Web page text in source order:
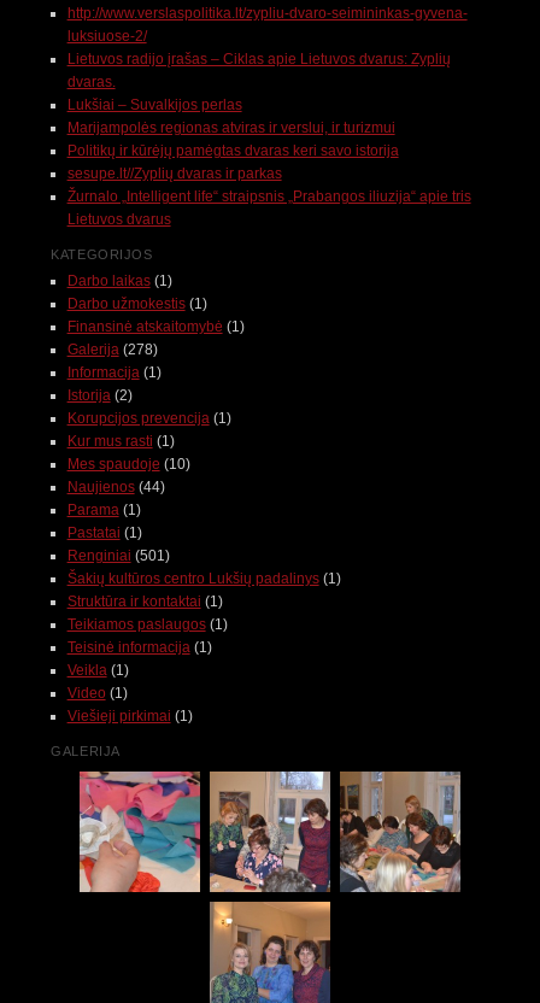
http://www.verslaspolitika.lt/zypliu-dvaro-seimininkas-gyvena-
luksiuose-2/
Lietuvos radijo įrašas – Ciklas apie Lietuvos dvarus: Zyplių
dvaras.
Lukšiai – Suvalkijos perlas
Marijampolės regionas atviras ir verslui, ir turizmui
Politikų ir kūrėjų pamėgtas dvaras keri savo istorija
sesupe.lt//Zyplių dvaras ir parkas
Žurnalo „Intelligent life“ straipsnis „Prabangos iliuzija“ apie tris
Lietuvos dvarus
KATEGORIJOS
Darbo laikas(1)
Darbo užmokestis(1)
Finansinė atskaitomybė (1)
Galerija (278)
Informacija (1)
Istorija (2)
Korupcijos prevencija (1)
Kur mus rasti (1)
Mes spaudoje (10)
Naujienos(44)
Parama (1)
Pastatai (1)
Renginiai (501)
Šakių kultūros centro Lukšių padalinys(1)
Struktūra ir kontaktai (1)
Teikiamos paslaugos(1)
Teisinė informacija (1)
Veikla (1)
Video (1)
Viešieji pirkimai (1)
GALERIJA